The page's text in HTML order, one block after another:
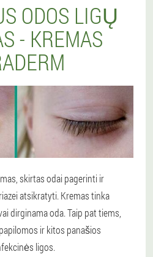
ODOS LIGŲ
- KREMAS
skirtas odai pagerinti ir
atsikratyti. Kremas tinka
dirginama oda. Taip pat tiems,
ir kitos panašios
ligos.